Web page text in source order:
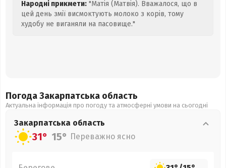
Народні прикмети: "Матія (Матвія). Вважалося, що в
цей день змії висмоктують молоко з корів, тому
худобу не виганяли на пасовище."
Погода Закарпатська область
Актуальна інформація про погоду та атмосферні умови на сьогодні
Закарпатська область
31° 15° Переважно ясно